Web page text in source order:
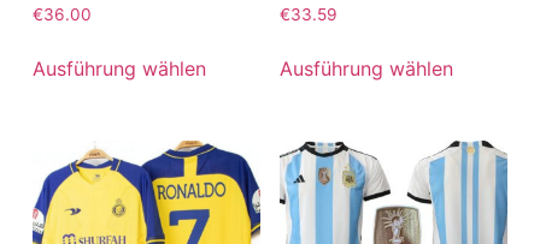
Bewertet
mit
von 5
€36.00
Ausführung wählen
Bewertet
mit
von 5
€33.59
Ausführung wählen